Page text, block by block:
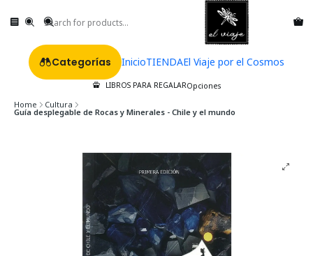
Categorías InicioTIENDAEl Viaje por el Cosmos
LIBROS PARA REGALAROpciones
Home Cultura
Guía desplegable de Rocas y Minerales - Chile y el mundo